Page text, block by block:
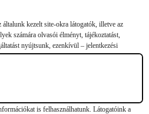
általunk kezelt site-okra látogatók, illetve az
számára olvasói élményt, tájékoztatást,
nyújtsunk, ezenkívül – jelentkezési
és ifjúsági táborainkban való
jelentkezési, valamint a számlázási feltételeket
eszközleolvasásos módszerrel szerzett
is felhasználhatunk. Látogatóink a